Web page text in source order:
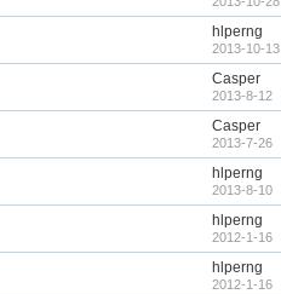
hlperng
2013-10-13
Casper
2013-8-12
Casper
2013-7-26
hlperng
2013-8-10
hlperng
2012-1-16
hlperng
2012-1-16